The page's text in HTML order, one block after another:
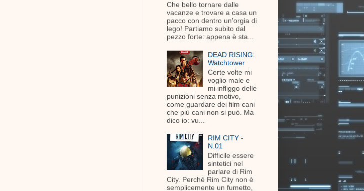
Che bello tornare dalle
vacanze e trovare a casa un
pacco con dentro un'orgia di
lego! Partiamo subito dal
pezzo forte: appena è sta...
DEAD RISING:
Watchtower
Certe volte mi
voglio male e
mi infliggo delle
punizioni senza motivo,
come guardare dei film cani
che più cani non si può. Ma
dico io: vu...
RIM CITY -
N.01
Difficile essere
sintetici nel
parlare di Rim
City. Perché Rim City non è
semplicemente un fumetto,